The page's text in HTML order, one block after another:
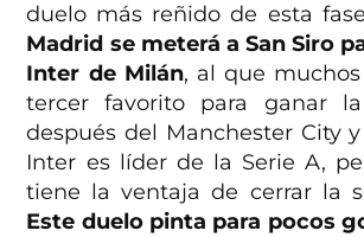
duelo más reñido de esta
Madrid se meterá a San Siro
Inter de Milán, al que
tercer favorito para ganar la
después del Manchester City
Inter es líder de la Serie A,
tiene la ventaja de cerrar la
Este duelo pinta para pocos